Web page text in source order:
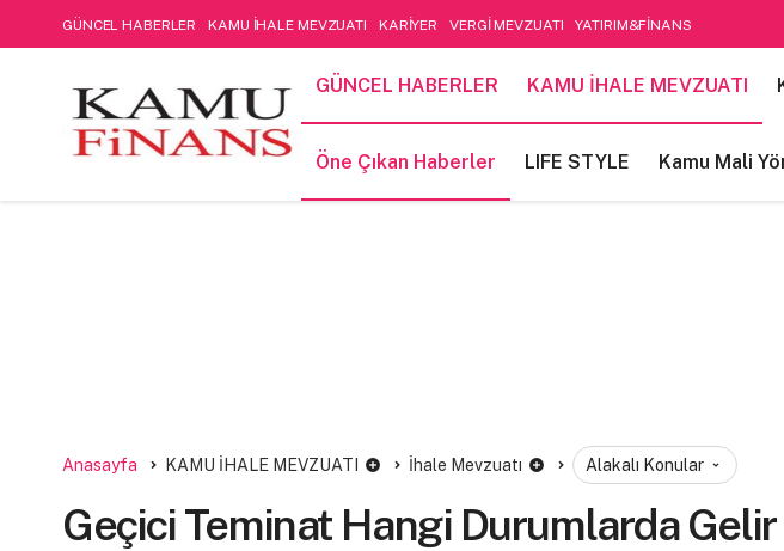
GÜNCEL HABERLER KAMU İHALE MEVZUATI KARİYER VERGİ MEVZUATI YATIRIM&FİNANS
Öne Çıkan Haberler LIFE STYLE Kamu Mali Yönetim
FİNANSAL MUHASEBE-DENETİM
GÜNCEL HABERLER KAMU İHALE MEVZUATI
Öne Çıkan Haberler LIFE STYLE Kamu Mali
Anasayfa KAMU İHALE MEVZUATI İhale Mevzuatı Alakalı Konular
Geçici Teminat Hangi Durumlarda